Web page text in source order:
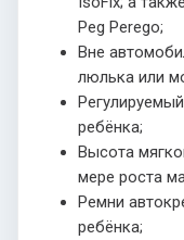
Peg Perego;
Вне
люлька или
ребёнка;
Высота
мере роста
Ремни
ребёнка;